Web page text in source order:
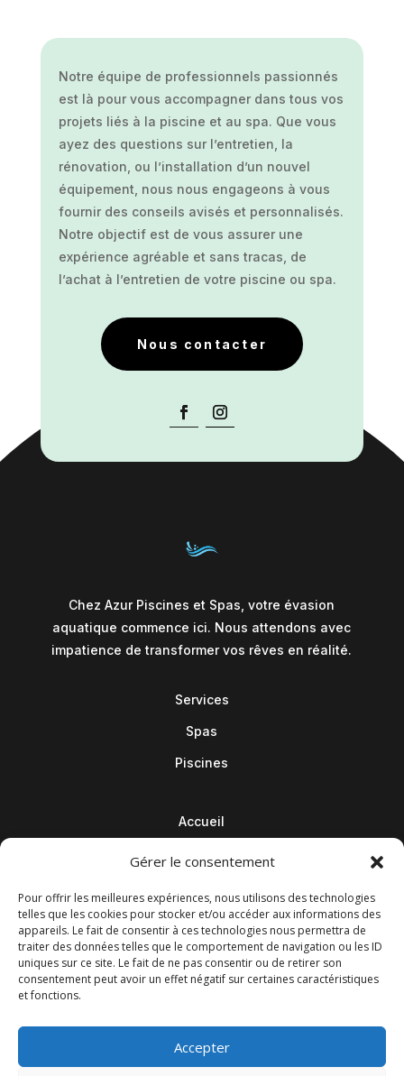
Gérer le consentement
Pour offrir les meilleures expériences, nous utilisons des technologies
telles que les cookies pour stocker et/ou accéder aux informations des
appareils. Le fait de consentir à ces technologies nous permettra de
traiter des données telles que le comportement de navigation ou les ID
uniques sur ce site. Le fait de ne pas consentir ou de retirer son
consentement peut avoir un effet négatif sur certaines caractéristiques
et fonctions.
Accepter
Notre équipe de professionnels passionnés
est là pour vous accompagner dans tous vos
projets liés à la piscine et au spa. Que vous
ayez des questions sur l’entretien, la
rénovation, ou l’installation d’un nouvel
équipement, nous nous engageons à vous
fournir des conseils avisés et personnalisés.
Notre objectif est de vous assurer une
expérience agréable et sans tracas, de
l’achat à l’entretien de votre piscine ou spa.
Nous contacter
Chez Azur Piscines et Spas, votre évasion
aquatique commence ici. Nous attendons avec
impatience de transformer vos rêves en réalité.
Services
Spas
Piscines
Accueil